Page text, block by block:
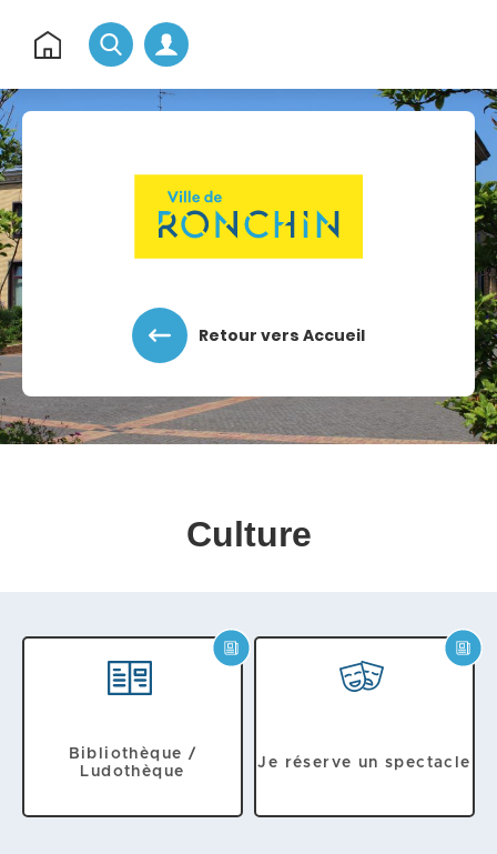
Accéder au menu
Retour
l'accueil
Rechercher
Retour vers Accueil
Culture
Bibliothèque /
Ludothèque
Je réserve un spectacle